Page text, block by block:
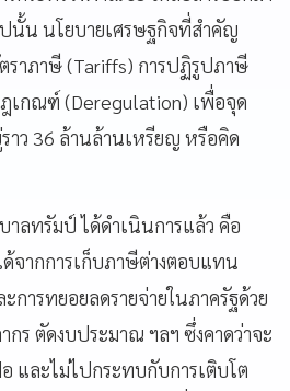
นั้น นโยบายเศรษฐกิจที่สำคัญ
ราภาษี (Tariffs) การปฏิรูปภาษี
เกณฑ์ (Deregulation) เพื่อจุด
าว 36 ล้านล้านเหรียญ หรือคิด
ลทรัมป์ ได้ดำเนินการแล้ว คือ
ด้จากการเก็บภาษีต่างตอบแทน
การทยอยลดรายจ่ายในภาครัฐด้วย
กร ตัดงบประมาณ ฯลฯ ซึ่งคาดว่าจะ
และไม่ไปกระทบกับการเติบโต